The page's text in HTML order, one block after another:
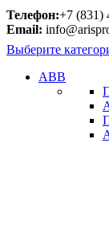
Телефон:+7 (831)
Email:
Выберите
ABB